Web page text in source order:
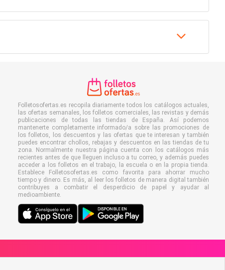
Folletosofertas.es recopila diariamente todos los catálogos actuales,
las ofertas semanales, los folletos comerciales, las revistas y demás
publicaciones de todas las tiendas de España. Así podemos
mantenerte completamente informado/a sobre las promociones de
los folletos, los descuentos y las ofertas que te interesan y también
puedes encontrar chollos, rebajas y descuentos en las tiendas de tu
zona. Normalmente nuestra página cuenta con los catálogos más
recientes antes de que lleguen incluso a tu correo, y además puedes
acceder a los folletos en el trabajo, la escuela o en la propia tienda.
Establece Folletosofertas.es como favorita para ahorrar mucho
tiempo y dinero. Es más, al leer los folletos de manera digital también
contribuyes a combatir el desperdicio de papel y ayudar al
medioambiente.